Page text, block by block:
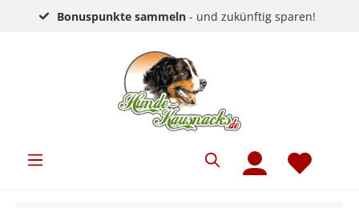
Bonuspunkte sammeln - und zukünftig sparen!